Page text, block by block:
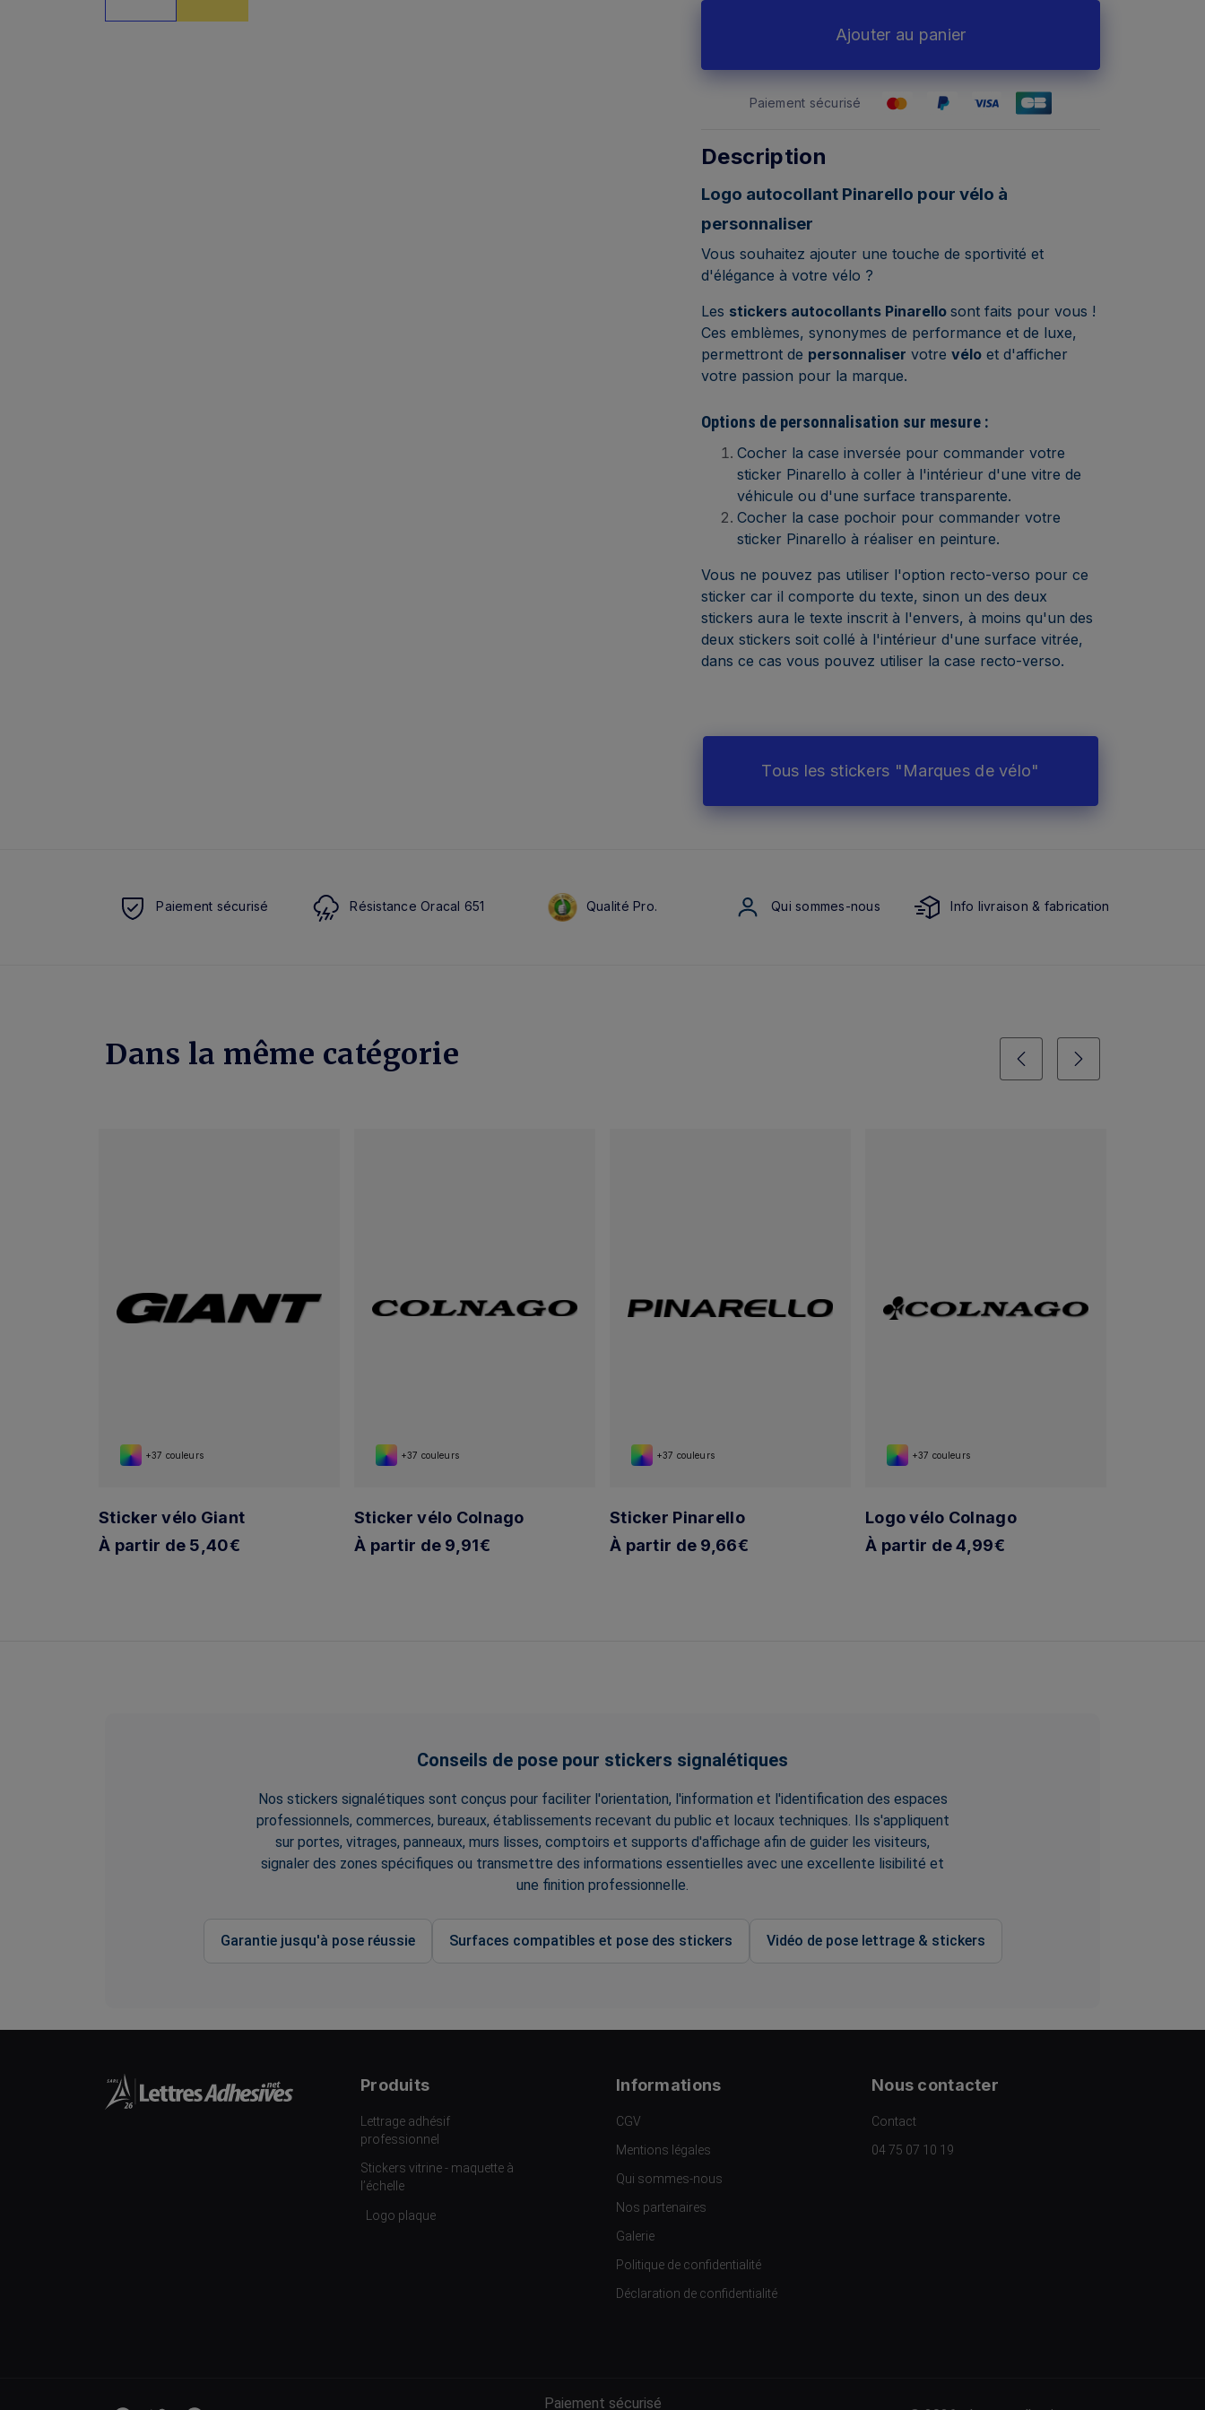
Ajouter au panier
Paiement sécurisé
Description
Logo autocollant Pinarello pour vélo à
personnaliser
Vous souhaitez ajouter une touche de sportivité et
d'élégance à votre vélo ?
Les stickers autocollants Pinarello sont faits pour vous !
Ces emblèmes, synonymes de performance et de luxe,
permettront de personnaliser votre vélo et d'afficher
votre passion pour la marque.
Options de personnalisation sur mesure :
Cocher la case inversée pour commander votre
sticker Pinarello à coller à l'intérieur d'une vitre de
véhicule ou d'une surface transparente.
Cocher la case pochoir pour commander votre
sticker Pinarello à réaliser en peinture.
Vous ne pouvez pas utiliser l'option recto-verso pour ce
sticker car il comporte du texte, sinon un des deux
stickers aura le texte inscrit à l'envers, à moins qu'un des
deux stickers soit collé à l'intérieur d'une surface vitrée,
dans ce cas vous pouvez utiliser la case recto-verso.
Tous les stickers "Marques de vélo"
Paiement sécurisé Résistance Oracal 651 Qualité Pro. Qui sommes-nous Info livraison & fabrication
Dans la même catégorie
+37 couleurs
Sticker vélo Giant
À partir de 5,40€
+37 couleurs
Sticker vélo Colnago
À partir de 9,91€
+37 couleurs
Sticker Pinarello
À partir de 9,66€
+37 couleurs
Logo vélo Colnago
À partir de 4,99€
Conseils de pose pour stickers signalétiques
Nos stickers signalétiques sont conçus pour faciliter l'orientation, l'information et l'identification des espaces
professionnels, commerces, bureaux, établissements recevant du public et locaux techniques. Ils s'appliquent
sur portes, vitrages, panneaux, murs lisses, comptoirs et supports d'affichage afin de guider les visiteurs,
signaler des zones spécifiques ou transmettre des informations essentielles avec une excellente lisibilité et
une finition professionnelle.
Garantie jusqu'à pose réussie Surfaces compatibles et pose des stickers Vidéo de pose lettrage & stickers
Produits
Lettrage adhésif
professionnel
Stickers vitrine - maquette à
l’échelle
Logo plaque
Informations
CGV
Mentions légales
Qui sommes-nous
Nos partenaires
Galerie
Politique de confidentialité
Déclaration de confidentialité
Nous contacter
Contact
04 75 07 10 19
Paiement sécurisé